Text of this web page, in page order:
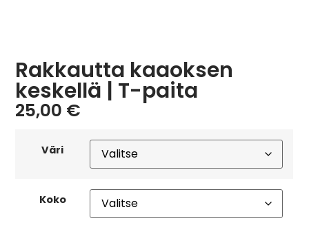
Rakkautta kaaoksen
keskellä | T-paita
25,00 €
Väri
Koko